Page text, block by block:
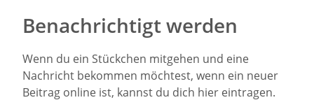
Benachrichtigt werden
Wenn du ein Stückchen mitgehen und eine
Nachricht bekommen möchtest, wenn ein neuer
Beitrag online ist, kannst du dich hier eintragen.